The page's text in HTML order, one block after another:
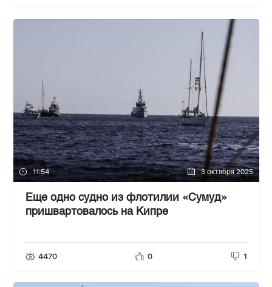
11:54 3 октября 2025
Еще одно судно из флотилии «Сумуд»
пришвартовалось на Кипре
4470 0 1